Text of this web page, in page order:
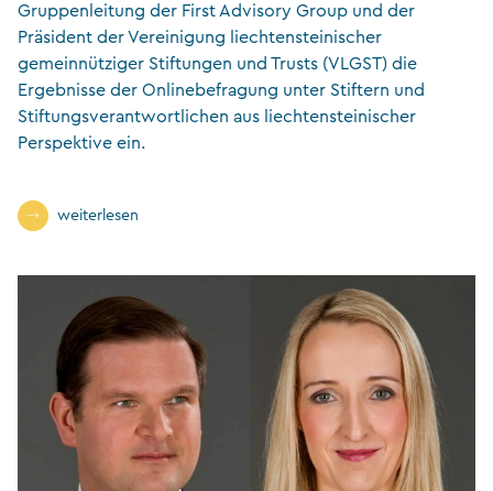
Gruppenleitung der First Advisory Group und der
Präsident der Vereinigung liechtensteinischer
gemeinnütziger Stiftungen und Trusts (VLGST) die
Ergebnisse der Onlinebefragung unter Stiftern und
Stiftungsverantwortlichen aus liechtensteinischer
Perspektive ein.
weiterlesen